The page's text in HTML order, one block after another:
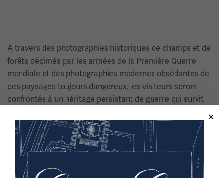
À travers des photographies historiques de champs et de
forêts décimés par les armées de la Première Guerre
mondiale et des photographies modernes obsédantes de
ces paysages toujours dangereux, les visiteurs seront
confrontés à un héritage persistant de guerre qui survit